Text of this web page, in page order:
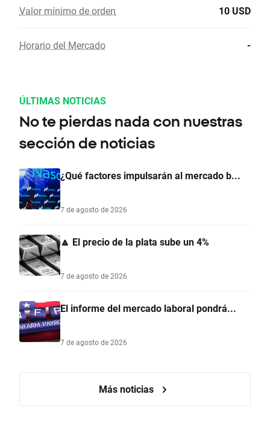
Valor mínimo de orden 10 USD
Horario del Mercado -
ÚLTIMAS NOTICIAS
No te pierdas nada con nuestras
sección de noticias
¿Qué factores impulsarán al mercado b...
7 de agosto de 2026
🔼 El precio de la plata sube un 4%
7 de agosto de 2026
El informe del mercado laboral pondrá...
7 de agosto de 2026
Más noticias